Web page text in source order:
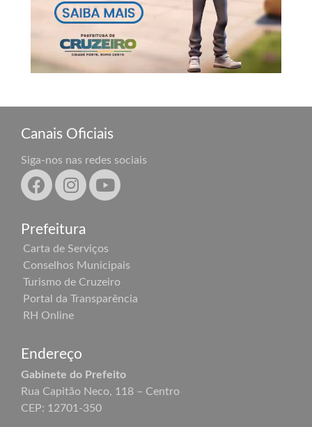
Canais Oficiais
Siga-nos nas redes sociais
Prefeitura
Carta de Serviços
Conselhos Municipais
Turismo de Cruzeiro
Portal da Transparência
RH Online
Endereço
Gabinete do Prefeito
Rua Capitão Neco, 118 – Centro
CEP: 12701-350